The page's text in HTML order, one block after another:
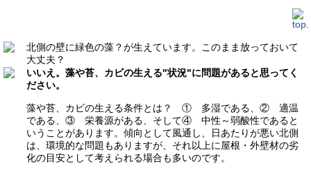
北側の壁に緑色の藻？が生えています。このまま放っておいて
大丈夫？
いいえ。藻や苔、カビの生える"状況"に問題があると思ってく
ださい。
藻や苔、カビの生える条件とは？ ① 多湿である、② 適温
である、③ 栄養源がある、そして④ 中性～弱酸性であると
いうことがあります。傾向として風通し、日あたりが悪い北側
は、環境的な問題もありますが、それ以上に屋根・外壁材の劣
化の目安として考えられる場合も多いのです。